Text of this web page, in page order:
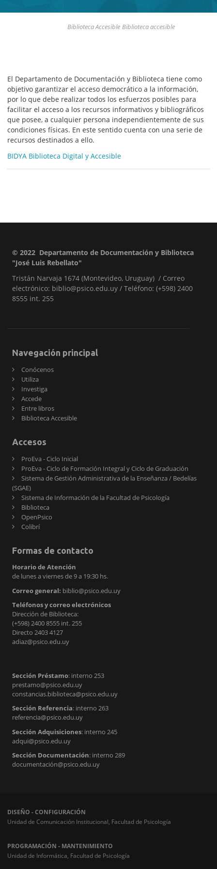
Biblioteca Accesible Biblioteca accesible
Body
El Departamento de Documentación y Biblioteca tiene como
objetivo garantizar el acceso democrático a la información,
por lo que debe realizar todos los esfuerzos posibles para
facilitar el acceso a los recursos informativos y bibliográficos
que posee, a cualquier persona independientemente de sus
condiciones físicas. En este sentido cuenta con una serie de
recursos destinados a ello.
BIDYA Biblioteca Digital y Accesible
Pie
de
página
© 2022 Departamento de Documentación y Biblioteca
"José Luis Rebellato"
Tristán Narvaja 1674 (Montevideo, Uruguay) / Correo
electrónico: biblio@psico.edu.uy / Teléfono: (+598) 2400
8555 int. 255
Navegación principal
Conócenos
Utiliza
Investiga
Accede
Entre libros
Biblioteca Accesible
Accesos
ProEva - Ciclo Inicial
ProEva - Ciclo de Formación Integral y Ciclo de Graduación
Sistema de Gestión Administrativa de la Enseñanza / Bedelías
(SGAE)
Sistema de Información de la Facultad de Psicología
Biblioteca
OpenPsico
Colibrí
Formas de contacto
Horario de Atención
de lunes a viernes de 9 a 19:30 hs.
Correo general: biblio@psico.edu.uy
Teléfonos y correo electrónicos
Dirección de Biblioteca:
(+598) 2400 8555 int. 255
Directo 2403 4127
adiaz@psico.edu.uy
Sección Préstamo: interno 253
prestamo@psico.edu.uy
constancias.biblioteca@psico.edu.uy
Sección Referencia: interno 263
referencia@psico.edu.uy
Sección Adquisiciones: interno 245
adqui@psico.edu.uy
Sección Documentación: interno 289
documentación@psico.edu.uy
DISEÑO - CONFIGURACIÓN
Unidad de Comunicación Institucional, Facultad de Psicología
PROGRAMACIÓN - MANTENIMIENTO
Unidad de Informática, Facultad de Psicología